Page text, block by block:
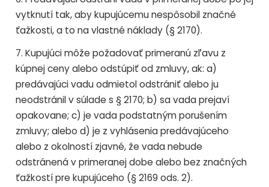
vytknutí tak, aby kupujúcemu nespôsobil značné
ťažkosti, a to na vlastné náklady (§ 2170).
7. Kupujúci môže požadovať primeranú zľavu z
kúpnej ceny alebo odstúpiť od zmluvy, ak: a)
predávajúci vadu odmietol odstrániť alebo ju
neodstránil v súlade s § 2170; b) sa vada prejaví
opakovane; c) je vada podstatným porušením
zmluvy; alebo d) je z vyhlásenia predávajúceho
alebo z okolností zjavné, že vada nebude
odstránená v primeranej dobe alebo bez značných
ťažkostí pre kupujúceho (§ 2169 ods. 2).